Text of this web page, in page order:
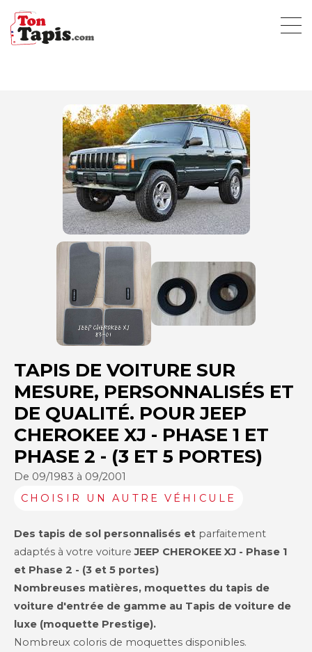
TAPIS DE VOITURE SUR
MESURE, PERSONNALISÉS ET
DE QUALITÉ. POUR JEEP
CHEROKEE XJ - PHASE 1 ET
PHASE 2 - (3 ET 5 PORTES)
De 09/1983 à 09/2001
CHOISIR UN AUTRE VÉHICULE
Des tapis de sol personnalisés et parfaitement
adaptés à votre voitureJEEP CHEROKEE XJ - Phase 1
et Phase 2 - (3 et 5 portes)
Nombreuses matières, moquettes du tapis de
voiture d'entrée de gamme au Tapis de voiture de
luxe (moquette Prestige).
Nombreux coloris de moquettes disponibles.